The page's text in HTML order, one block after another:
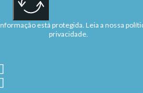
está protegida. Leia a nossa
privacidade.